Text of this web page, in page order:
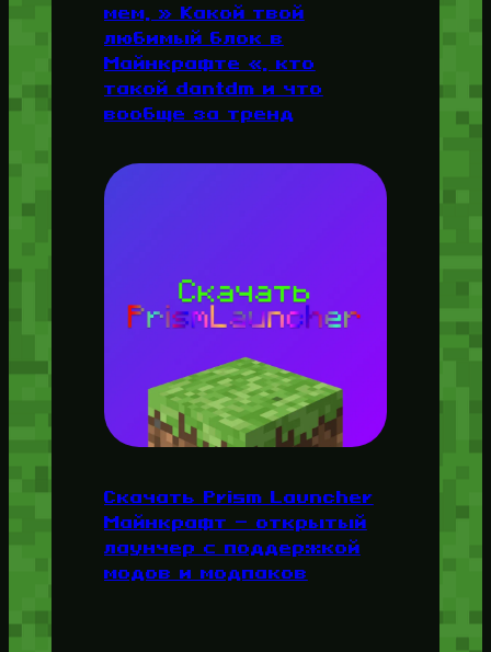
мем, » Какой твой
любимый блок в
Майнкрафте «, кто
такой dantdm и что
вообще за тренд
Скачать Prism Launcher
Майнкрафт — открытый
лаунчер с поддержкой
модов и модпаков